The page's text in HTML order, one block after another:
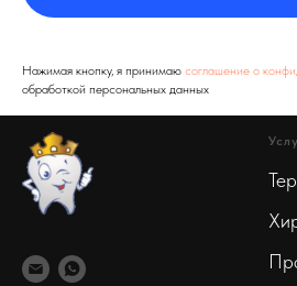
Нажимая кнопку, я принимаю соглашение о
обработкой персональных данных